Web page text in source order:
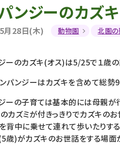
ンジーのカズキ
月28日(木) 動物園 北園の
ーのカズキ(オス)は5/25で１歳の
パンジーはカズキを含めて総勢9
ーの子育ては基本的には母親が
カズミが付きっきりでカズキの
背中に乗せて連れて歩いたりす
歳)がカズキのお世話をする場面